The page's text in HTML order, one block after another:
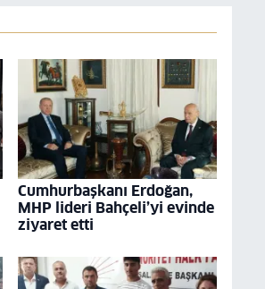
Cumhurbaşkanı Erdoğan,
MHP lideri Bahçeli’yi evinde
ziyaret etti